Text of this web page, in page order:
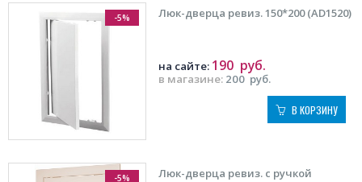
-5% Люк-дверца ревиз. 150*200 (AD1520)
в магазине: 200 руб.
на сайте: 190 руб.
В КОРЗИНУ
-5%
Люк-дверца ревиз. с ручкой